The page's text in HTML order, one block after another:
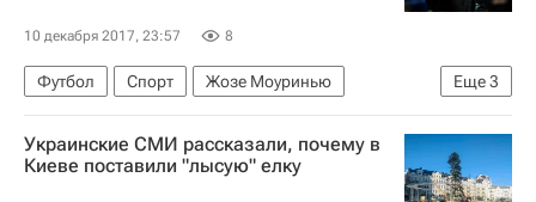
10 декабря 2017, 23:57 8
Еще3
Футбол Спорт
Жозе Моуринью
АПЛ 2026-2027 (Чемпионат Англии по футболу)
Манчестер Сити
Манчестер Юнайтед
Украинские СМИ рассказали, почему в
Киеве поставили "лысую" елку